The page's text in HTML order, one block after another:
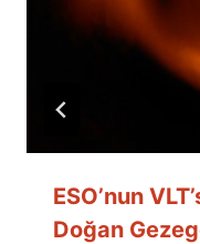
ESO’nun
Doğan